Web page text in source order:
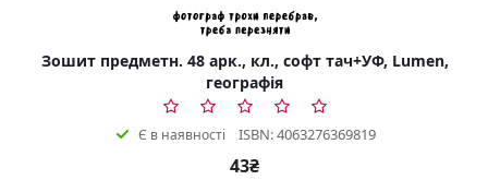
Зошит предметн. 48 арк., кл., софт тач+УФ, Lumen,
географія
Є в наявності ISBN: 4063276369819
43₴